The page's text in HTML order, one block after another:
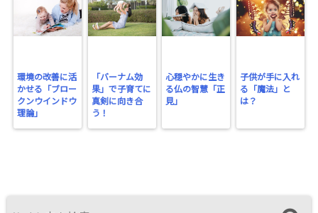
環境の改善に活
かせる「ブロー
クンウインドウ
理論」
「バーナム効
果」で子育てに
真剣に向き合
う！
心穏やかに生き
る仏の智慧「正
見」
子供が手に入れ
る「魔法」と
は？